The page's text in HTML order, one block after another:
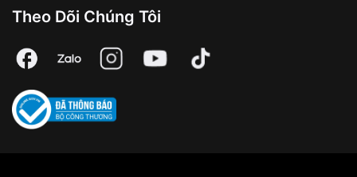
Theo Dõi Chúng Tôi